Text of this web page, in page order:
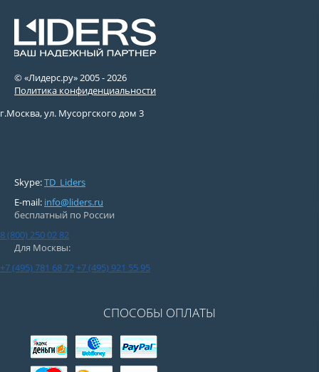
© «Лидерс.ру» 2005 -2026
Политика конфиденциальности
г.Москва, ул. Мусоргского дом 3
Skype:TD_Liders
E-mail: info@liders.ru
бесплатный по России
8 (800) 250 02 82
Для Москвы:
+7 (495) 781 68 72+7 (495) 921 55 95
СПОСОБЫ ОПЛАТЫ